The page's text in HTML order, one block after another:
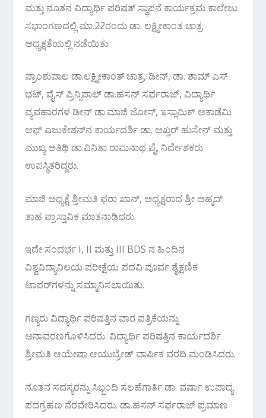
ಮತ್ತು ನೂತನ ವಿದ್ಯಾರ್ಥಿ ಪರಿಷತ್ ಸ್ಥಾಪನೆ ಕಾರ್ಯಕ್ರಮ ಕಾಲೇಜು
ಸಭಾಂಗಣದಲ್ಲಿ ಮಾ.22ರಂದು ಡಾ. ಲಕ್ಷ್ಮೀಕಾಂತ ಚಾತ್ರ
ಅಧ್ಯಕ್ಷತೆಯಲ್ಲಿ ನಡೆಯಿತು.
ಪ್ರಾಂಶುಪಾಲ ಡಾ.ಲಕ್ಷ್ಮೀಕಾಂತ್ ಚಾತ್ರ, ಡೀನ್, ಡಾ. ಶಾಮ್ ಎಸ್
ಭಟ್, ವೈಸ್ ಪ್ರಿನ್ಸಿಪಾಲ್ ಡಾ.ಹಸನ್ ಸರ್ಫರಾಜ್, ವಿದ್ಯಾರ್ಥಿ
ವ್ಯವಹಾರಗಳ ಡೀನ್ ಡಾ.ಮಾಜಿ ಜೋಸ್, ಇಸ್ಲಾಮಿಕ್ ಅಕಾಡೆಮಿ
ಆಫ್ ಎಜುಕೇಶನ್‌ನ ಕಾರ್ಯದರ್ಶಿ ಡಾ. ಅಖ್ತರ್ ಹುಸೇನ್ ಮತ್ತು
ಮುಖ್ಯ ಅತಿಥಿ ಡಾ.ವಿನಿತಾ ರಾಮನಾಥ ಪೈ, ನಿರ್ದೇಶಕರು
ಉಪಸ್ಥಿತರಿದ್ದರು.
ಮಾಜಿ ಅಧ್ಯಕ್ಷೆ ಶ್ರೀಮತಿ ಫರಾ ಖಾನ್, ಅಧ್ಯಕ್ಷರಾದ ಶ್ರೀ ಅಹ್ಮದ್
ತಾಹ ಪ್ರಾಸ್ತಾವಿಕ ಮಾತನಾಡಿದರು.
ಇದೇ ಸಂದರ್ಭ I, II ಮತ್ತು III BDS ನ ಹಿಂದಿನ
ವಿಶ್ವವಿದ್ಯಾನಿಲಯ ಪರೀಕ್ಷೆಯ ಪದವಿ ಪೂರ್ವ ಶೈಕ್ಷಣಿಕ
ಟಾಪರ್‌ಗಳನ್ನು ಸಮ್ಮಾನಿಸಲಾಯಿತು.
ಗಣ್ಯರು ವಿದ್ಯಾರ್ಥಿ ಪರಿಷತ್ತಿನ ವಾರ ಪತ್ರಿಕೆಯನ್ನು
ಅನಾವರಣಗೊಳಿಸಿದರು. ವಿದ್ಯಾರ್ಥಿ ಪರಿಷತ್ತಿನ ಕಾರ್ಯದರ್ಶಿ
ಶ್ರೀಮತಿ ಆಯೇಷಾ ಆಯುಬ್ರೇಡ್ ವಾರ್ಷಿಕ ವರದಿ ಮಂಡಿಸಿದರು.
ನೂತನ ಸದಸ್ಯರನ್ನು ಸಿಬ್ಬಂದಿ ಸಲಹೆಗಾರ್ತಿ ಡಾ. ವರ್ಷಾ ಉಪಾದ್ಯ
ಪದಗ್ರಹಣ ನೆರವೇರಿಸಿದರು. ಡಾ.ಹಸನ್ ಸರ್ಫರಾಜ್ ಪ್ರಮಾಣ